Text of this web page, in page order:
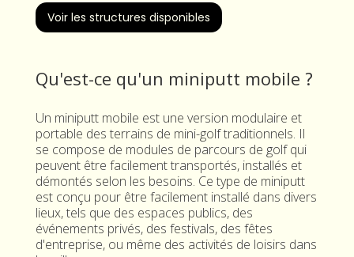
Voir les structures disponibles
Qu'est-ce qu'un miniputt mobile ?
Un miniputt mobile est une version modulaire et
portable des terrains de mini-golf traditionnels. Il
se compose de modules de parcours de golf qui
peuvent être facilement transportés, installés et
démontés selon les besoins. Ce type de miniputt
est conçu pour être facilement installé dans divers
lieux, tels que des espaces publics, des
événements privés, des festivals, des fêtes
d'entreprise, ou même des activités de loisirs dans